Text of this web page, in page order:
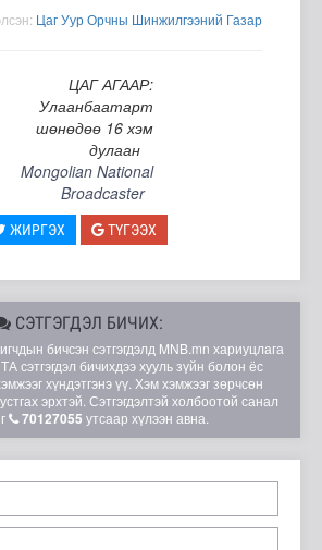
Цаг Уур Орчны Шинжилгээний Газар
ЦАГ АГААР:
Улаанбаатарт
шөнөдөө 16 хэм
дулаан
Mongolian National
Broadcaster
ЖИРГЭХ ТҮГЭЭХ
СЭТГЭГДЭЛ БИЧИХ:
бичсэн сэтгэгдэлд MNB.mn хариуцлага
сэтгэгдэл бичихдээ хууль зүйн болон ёс
хүндэтгэнэ үү. Хэм хэмжээг зөрчсөн
эрхтэй. Сэтгэгдэлтэй холбоотой санал
70127055 утсаар хүлээн авна.